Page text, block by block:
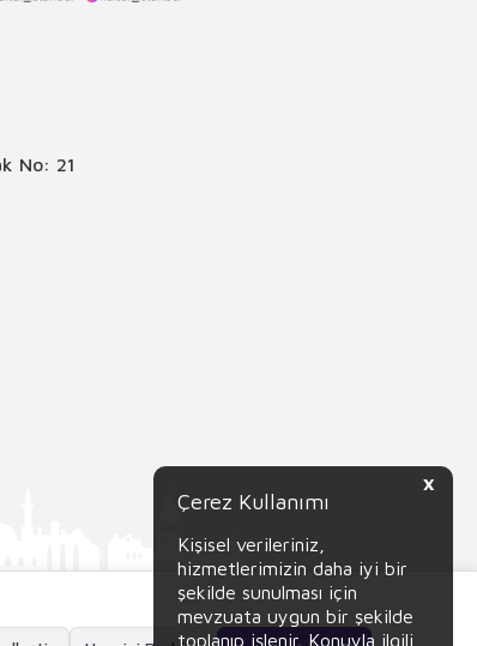
X
Çerez Kullanımı
Kişisel verileriniz,
hizmetlerimizin daha iyi bir
şekilde sunulması için
mevzuata uygun bir şekilde
toplanıp işlenir. Konuyla ilgili
No: 21